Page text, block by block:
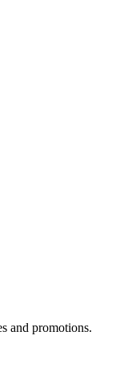
and promotions.